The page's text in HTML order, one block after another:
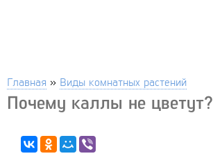
Главная » Виды комнатных растений
Почему каллы не цветут?